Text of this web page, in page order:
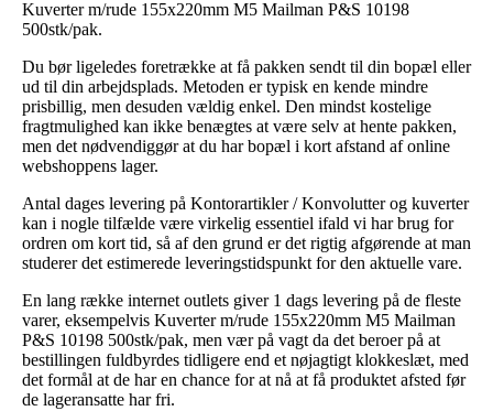
Kuverter m/rude 155x220mm M5 Mailman P&S 10198
500stk/pak.
Du bør ligeledes foretrække at få pakken sendt til din bopæl eller
ud til din arbejdsplads. Metoden er typisk en kende mindre
prisbillig, men desuden vældig enkel. Den mindst kostelige
fragtmulighed kan ikke benægtes at være selv at hente pakken,
men det nødvendiggør at du har bopæl i kort afstand af online
webshoppens lager.
Antal dages levering på Kontorartikler / Konvolutter og kuverter
kan i nogle tilfælde være virkelig essentiel ifald vi har brug for
ordren om kort tid, så af den grund er det rigtig afgørende at man
studerer det estimerede leveringstidspunkt for den aktuelle vare.
En lang række internet outlets giver 1 dags levering på de fleste
varer, eksempelvis Kuverter m/rude 155x220mm M5 Mailman
P&S 10198 500stk/pak, men vær på vagt da det beroer på at
bestillingen fuldbyrdes tidligere end et nøjagtigt klokkeslæt, med
det formål at de har en chance for at nå at få produktet afsted før
de lageransatte har fri.